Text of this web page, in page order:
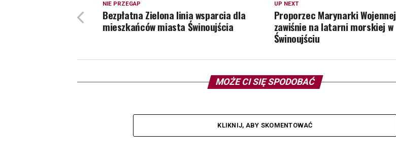
UP NEXT
Proporzec Marynarki Wojennej
zawiśnie na latarni morskiej w
Świnoujściu
NIE PRZEGAP
Bezpłatna Zielona linia wsparcia dla
mieszkańców miasta Świnoujścia
MOŻE CI SIĘ SPODOBAĆ
KLIKNIJ, ABY SKOMENTOWAĆ